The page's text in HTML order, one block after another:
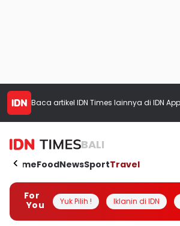
Baca artikel IDN Times lainnya di IDN App
BALI
HomeFoodNewsSportTravel
For
You
Yuk Pilih ! Iklanin di IDN